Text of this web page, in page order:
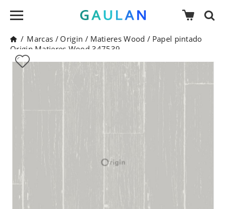
/ Marcas / Origin / Matieres Wood / Papel pintado
Origin Matieres Wood 347539